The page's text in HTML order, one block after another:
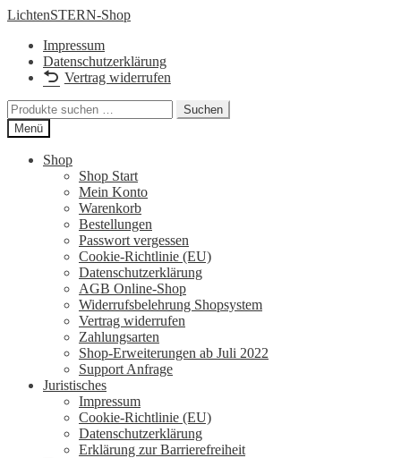
Zur
springen
Zum
springen
LichtenSTERN-Shop
Impressum
Datenschutzerklärung
Vertrag widerrufen
Suchen
nach:
Suchen
Menü
Shop
Shop Start
Mein Konto
Warenkorb
Bestellungen
Passwort vergessen
Cookie-Richtlinie (EU)
Datenschutzerklärung
AGB Online-Shop
Widerrufsbelehrung Shopsystem
Vertrag widerrufen
Zahlungsarten
Shop-Erweiterungen ab Juli 2022
Support Anfrage
Juristisches
Impressum
Cookie-Richtlinie (EU)
Datenschutzerklärung
Erklärung zur Barrierefreiheit